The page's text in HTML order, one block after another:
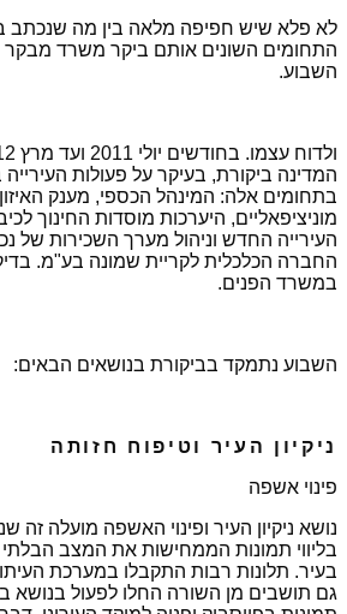
לא פלא שיש חפיפה מלאה בין מה שנכתב
התחומים השונים אותם ביקר משרד מבקר
השבוע.
בתחומים אלה: המינהל הכספי, מענק
מוניציפאליים, היערכות מוסדות החינוך
העירייה החדש וניהול מערך השכירות של
החברה הכלכלית לקריית שמונה בע"מ.
במשרד הפנים.
השבוע נתמקד בביקורת בנושאים הבאים:
ניקיון העיר וטיפוח חזותה
פינוי אשפה
נושא ניקיון העיר ופינוי האשפה מועלה זה
בליווי תמונות הממחישות את המצב
בעיר. תלונות רבות התקבלו במערכת
גם תושבים מן השורה החלו לפעול בנושא